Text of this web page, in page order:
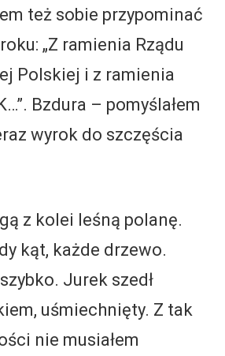
też sobie przypominać
„Z ramienia Rządu
Polskiej i z ramienia
Bzdura – pomyślałem
wyrok do szczęścia
z kolei leśną polanę.
kąt, każde drzewo.
Jurek szedł
uśmiechnięty. Z tak
nie musiałem